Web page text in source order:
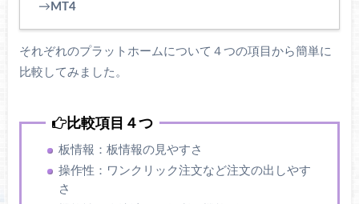
→ MT4
それぞれのプラットホームについて４つの項目から簡単に
比較してみました。
比較項目４つ
板情報：板情報の見やすさ
操作性：ワンクリック注文など注文の出しやす
さ